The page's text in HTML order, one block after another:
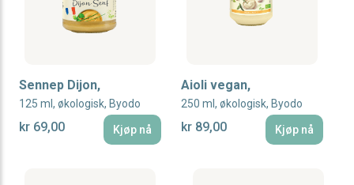
Sennep Dijon,
125 ml, økologisk, Byodo
kr 69,00 Kjøp nå
Aioli vegan,
250 ml, økologisk, Byodo
kr 89,00 Kjøp nå